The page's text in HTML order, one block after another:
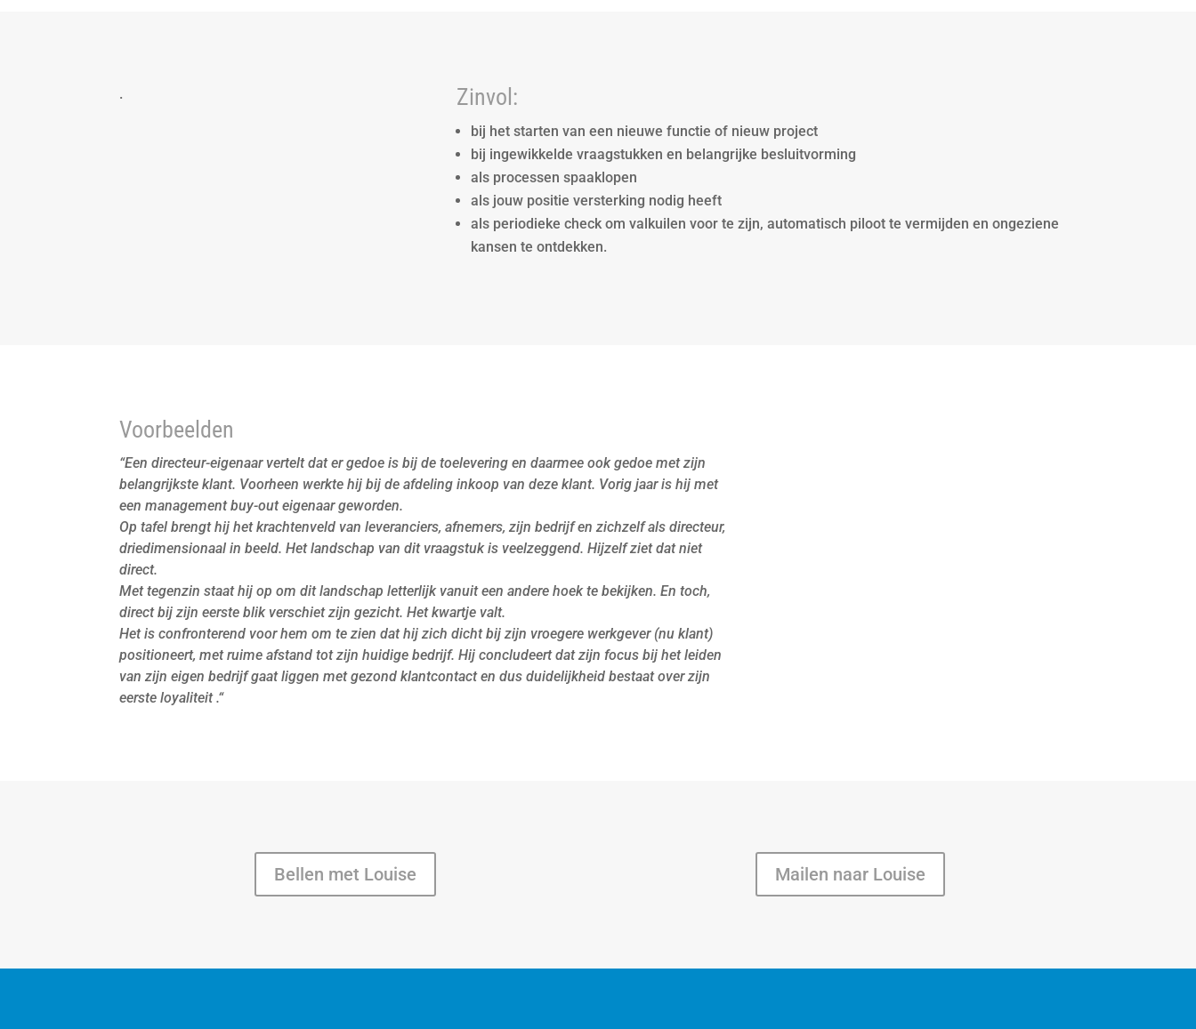
. Zinvol:
bij het starten van een nieuwe functie of nieuw project
bij ingewikkelde vraagstukken en belangrijke besluitvorming
als processen spaaklopen
als jouw positie versterking nodig heeft
als periodieke check om valkuilen voor te zijn, automatisch piloot te vermijden en ongeziene
kansen te ontdekken.
Voorbeelden
“Een directeur-eigenaar vertelt dat er gedoe is bij de toelevering en daarmee ook gedoe met zijn
belangrijkste klant. Voorheen werkte hij bij de afdeling inkoop van deze klant. Vorig jaar is hij met
een management buy-out eigenaar geworden.
Op tafel brengt hij het krachtenveld van leveranciers, afnemers, zijn bedrijf en zichzelf als directeur,
driedimensionaal in beeld. Het landschap van dit vraagstuk is veelzeggend. Hijzelf ziet dat niet
direct.
Met tegenzin staat hij op om dit landschap letterlijk vanuit een andere hoek te bekijken. En toch,
direct bij zijn eerste blik verschiet zijn gezicht. Het kwartje valt.
Het is confronterend voor hem om te zien dat hij zich dicht bij zijn vroegere werkgever (nu klant)
positioneert, met ruime afstand tot zijn huidige bedrijf. Hij concludeert dat zijn focus bij het leiden
van zijn eigen bedrijf gaat liggen met gezond klantcontact en dus duidelijkheid bestaat over zijn
eerste loyaliteit .“
Bellen met Louise Mailen naar Louise